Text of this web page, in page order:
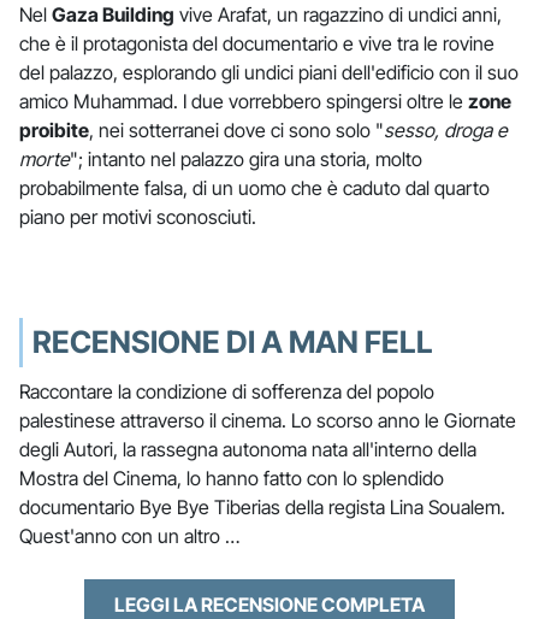
Nel Gaza Building vive Arafat, un ragazzino di undici anni,
che è il protagonista del documentario e vive tra le rovine
del palazzo, esplorando gli undici piani dell'edificio con il suo
amico Muhammad. I due vorrebbero spingersi oltre le zone
proibite, nei sotterranei dove ci sono solo "sesso, droga e
morte"; intanto nel palazzo gira una storia, molto
probabilmente falsa, di un uomo che è caduto dal quarto
piano per motivi sconosciuti.
RECENSIONE DI A MAN FELL
Raccontare la condizione di sofferenza del popolo
palestinese attraverso il cinema. Lo scorso anno le Giornate
degli Autori, la rassegna autonoma nata all'interno della
Mostra del Cinema, lo hanno fatto con lo splendido
documentario Bye Bye Tiberias della regista Lina Soualem.
Quest'anno con un altro …
LEGGI LA RECENSIONE COMPLETA